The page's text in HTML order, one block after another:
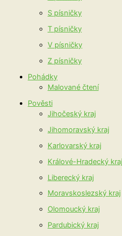
S písničky
T písničky
V písničky
Z písničky
Pohádky
Malované čtení
Pověsti
Jihočeský kraj
Jihomoravský kraj
Karlovarský kraj
Králové-Hradecký kraj
Liberecký kraj
Moravskoslezský kraj
Olomoucký kraj
Pardubický kraj